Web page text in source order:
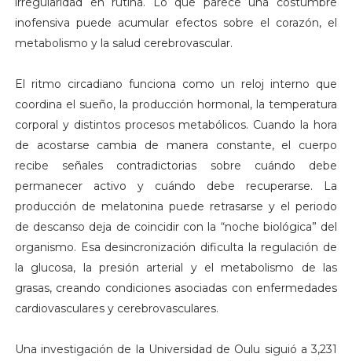
inofensiva puede acumular efectos sobre el corazón, el
metabolismo y la salud cerebrovascular.
El ritmo circadiano funciona como un reloj interno que
coordina el sueño, la producción hormonal, la temperatura
corporal y distintos procesos metabólicos. Cuando la hora
de acostarse cambia de manera constante, el cuerpo
recibe señales contradictorias sobre cuándo debe
permanecer activo y cuándo debe recuperarse. La
producción de melatonina puede retrasarse y el periodo
de descanso deja de coincidir con la “noche biológica” del
organismo. Esa desincronización dificulta la regulación de
la glucosa, la presión arterial y el metabolismo de las
grasas, creando condiciones asociadas con enfermedades
cardiovasculares y cerebrovasculares.
Una investigación de la Universidad de Oulu siguió a 3,231